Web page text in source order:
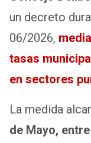
un decreto
06/2026,
tasas
en sectores
La medida
de Mayo,